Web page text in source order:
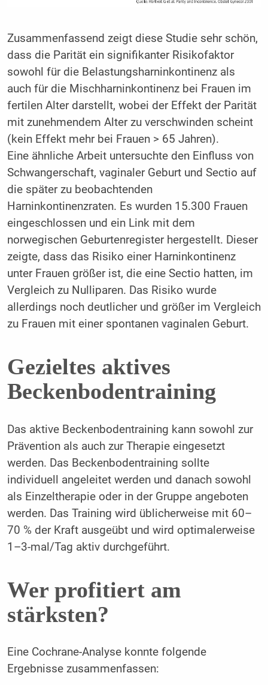
Zusammenfassend zeigt diese Studie sehr schön,
dass die Parität ein signifikanter Risikofaktor
sowohl für die Belastungsharninkontinenz als
auch für die Mischharninkontinenz bei Frauen im
fertilen Alter darstellt, wobei der Effekt der Parität
mit zunehmendem Alter zu verschwinden scheint
(kein Effekt mehr bei Frauen > 65 Jahren).
Eine ähnliche Arbeit untersuchte den Einfluss von
Schwangerschaft, vaginaler Geburt und Sectio auf
die später zu beobachtenden
Harninkontinenzraten. Es wurden 15.300 Frauen
eingeschlossen und ein Link mit dem
norwegischen Geburtenregister hergestellt. Dieser
zeigte, dass das Risiko einer Harninkontinenz
unter Frauen größer ist, die eine Sectio hatten, im
Vergleich zu Nulliparen. Das Risiko wurde
allerdings noch deutlicher und größer im Vergleich
zu Frauen mit einer spontanen vaginalen Geburt.
Gezieltes aktives
Beckenbodentraining
Das aktive Beckenbodentraining kann sowohl zur
Prävention als auch zur Therapie eingesetzt
werden. Das Beckenbodentraining sollte
individuell angeleitet werden und danach sowohl
als Einzeltherapie oder in der Gruppe angeboten
werden. Das Training wird üblicherweise mit 60–
70 % der Kraft ausgeübt und wird optimalerweise
1–3-mal/Tag aktiv durchgeführt.
Wer profitiert am
stärksten?
Eine Cochrane-Analyse konnte folgende
Ergebnisse zusammenfassen: